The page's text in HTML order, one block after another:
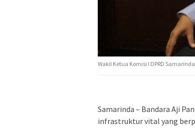
Wakil Ketua Komisi I DPRD
Samarinda – Bandara Aji
infrastruktur vital yang